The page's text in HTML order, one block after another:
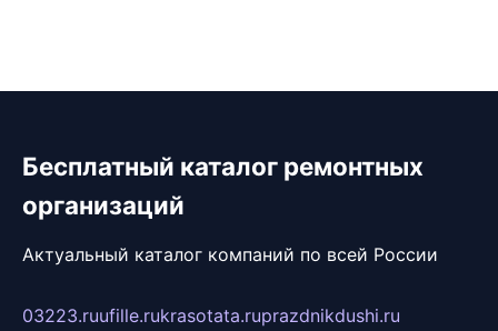
Бесплатный каталог ремонтных
организаций
Актуальный каталог компаний по всей России
03223.ruufille.rukrasotata.ruprazdnikdushi.ru